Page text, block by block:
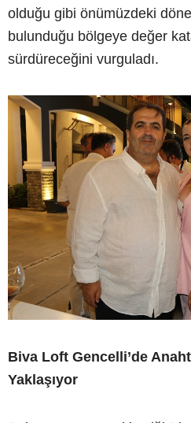
olduğu gibi önümüzdeki
bulunduğu bölgeye değer
sürdüreceğini vurguladı.
Biva Loft Gencelli’de
Yaklaşıyor